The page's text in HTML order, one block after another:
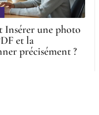
Insérer une photo
et la
précisément ?